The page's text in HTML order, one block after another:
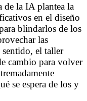
de la IA plantea la
en el diseño
blindarlos de los
las
el taller
cambio para volver
se espera de los y